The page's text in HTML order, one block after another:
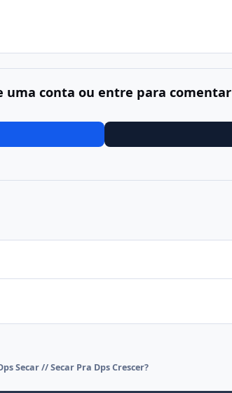
uma conta ou entre para comentar
Secar // Secar Pra Dps Crescer?